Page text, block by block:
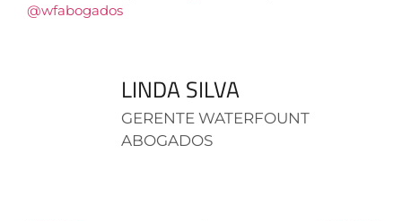
@wfabogados
LINDA SILVA
GERENTE WATERFOUNT
ABOGADOS